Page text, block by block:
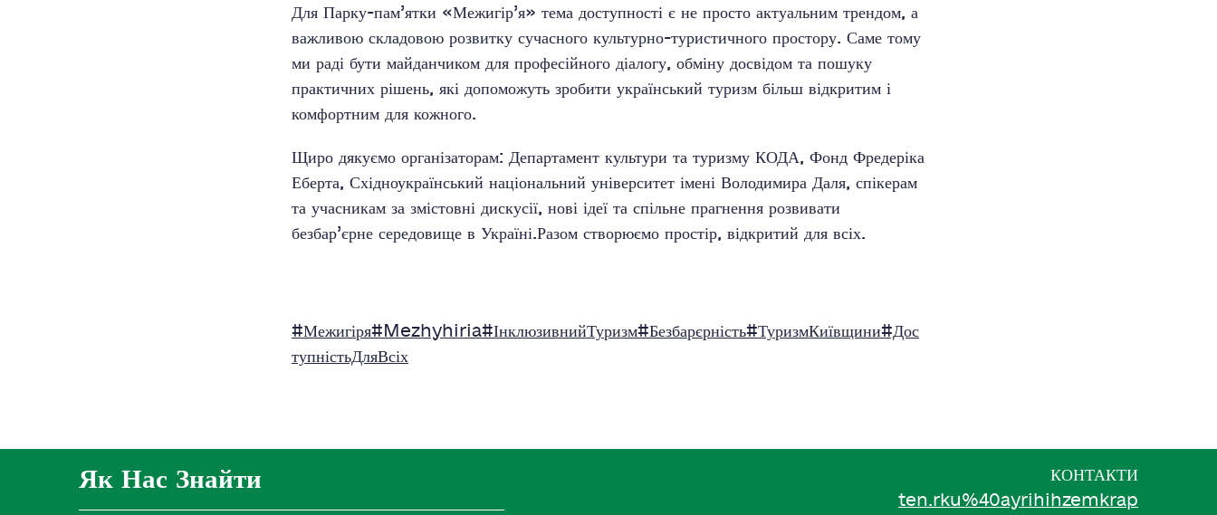
Для Парку-пам’ятки «Межигір’я» тема доступності є не просто актуальним трендом, а
важливою складовою розвитку сучасного культурно-туристичного простору. Саме тому
ми раді бути майданчиком для професійного діалогу, обміну досвідом та пошуку
практичних рішень, які допоможуть зробити український туризм більш відкритим і
комфортним для кожного.
Щиро дякуємо організаторам: Департамент культури та туризму КОДА, Фонд Фредеріка
Еберта, Східноукраїнський національний університет імені Володимира Даля, спікерам
та учасникам за змістовні дискусії, нові ідеї та спільне прагнення розвивати
безбар’єрне середовище в Україні.Разом створюємо простір, відкритий для всіх.
#Межигіря#Mezhyhiria#ІнклюзивнийТуризм#Безбарєрність#ТуризмКиївщини#Дос
тупністьДляВсіх
Як Нас Знайти
КОНТАКТИ
ten.rku%40ayrihihzemkrap